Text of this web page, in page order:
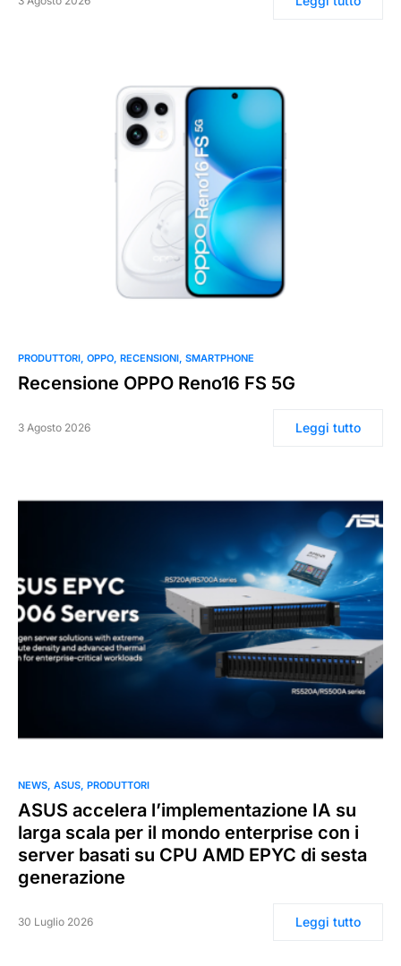
0
PRODUTTORI OPPO RECENSIONI SMARTPHONE
Recensione OPPO Reno16 FS 5G
3 Agosto 2026 Leggi tutto
0
NEWS ASUS PRODUTTORI
ASUS accelera l’implementazione IA su
larga scala per il mondo enterprise con i
server basati su CPU AMD EPYC di sesta
generazione
30 Luglio 2026 Leggi tutto